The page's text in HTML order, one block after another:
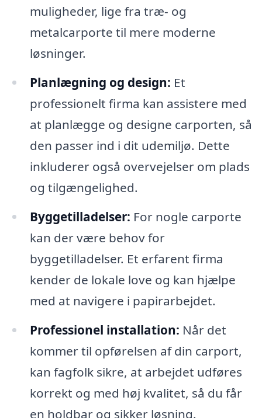
muligheder, lige fra træ- og
metalcarporte til mere moderne
løsninger.
Planlægning og design: Et
professionelt firma kan assistere med
at planlægge og designe carporten, så
den passer ind i dit udemiljø. Dette
inkluderer også overvejelser om plads
og tilgængelighed.
Byggetilladelser: For nogle carporte
kan der være behov for
byggetilladelser. Et erfarent firma
kender de lokale love og kan hjælpe
med at navigere i papirarbejdet.
Professionel installation: Når det
kommer til opførelsen af din carport,
kan fagfolk sikre, at arbejdet udføres
korrekt og med høj kvalitet, så du får
en holdbar og sikker løsning.